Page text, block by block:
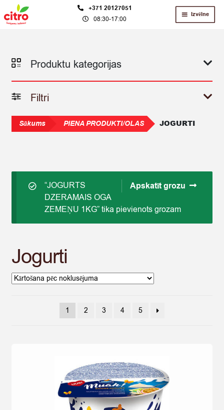
Skip
to
Skip
to
+371 20127051
08:30-17:00
Izvēlne
Produktu kategorijas
Filtri
Sākums PIENA PRODUKTI/OLAS JOGURTI
Apskatīt grozu
“JOGURTS
DZERAMAIS OGA
ZEMEŅU 1KG” tika pievienots grozam
Jogurti
1 2 3 4 5